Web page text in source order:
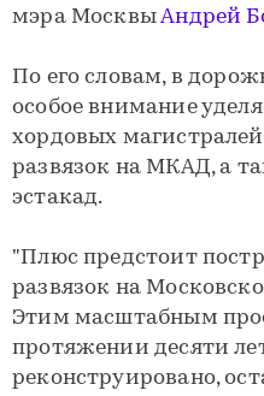
мэра МосквыАндрей
По его словам, в
особое внимание
хордовых
развязок на МКАД, а
эстакад.
"Плюс предстоит
развязок на
Этим масштабным
протяжении десяти
реконструировано,